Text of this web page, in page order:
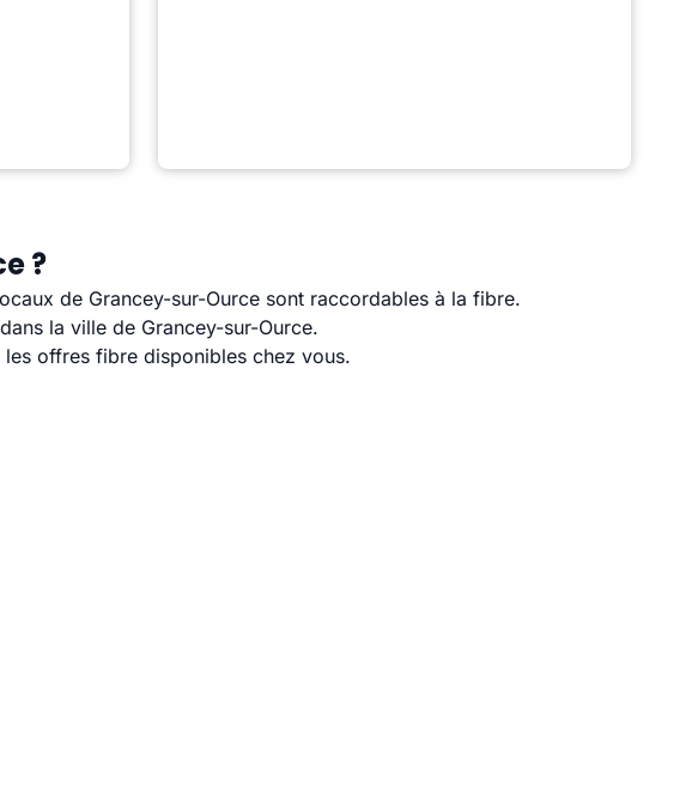
?
de Grancey-sur-Ource sont raccordables à la fibre.
la ville de Grancey-sur-Ource.
offres fibre disponibles chez vous.